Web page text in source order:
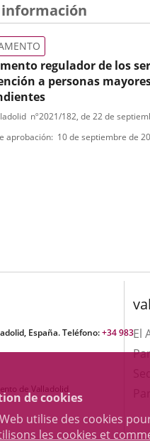
de cookies
utilise des cookies
les cookies et
información
regulador de los
a personas
nº2021/182, de 22 de
aprobación 10 de septiembre de
España. Teléfono:+34 983
de Valladolid
El